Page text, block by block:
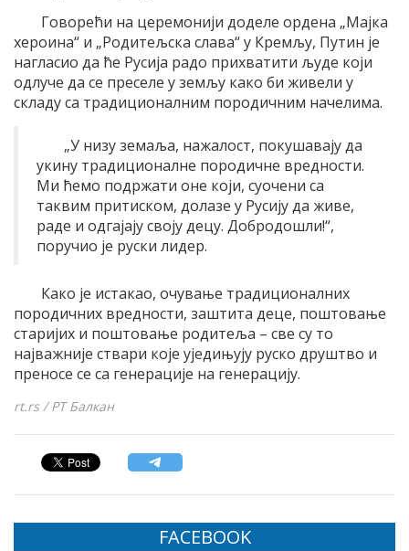
Говорећи на церемонији доделе ордена „Мајка
хероина“ и „Родитељска слава“ у Кремљу, Путин је
нагласио да ће Русија радо прихватити људе који
одлуче да се преселе у земљу како би живели у
складу са традиционалним породичним начелима.
„У низу земаља, нажалост, покушавају да
укину традиционалне породичне вредности.
Ми ћемо подржати оне који, суочени са
таквим притиском, долазе у Русију да живе,
раде и одгајају своју децу. Добродошли!“,
поручио је руски лидер.
Како је истакао, очување традиционалних
породичних вредности, заштита деце, поштовање
старијих и поштовање родитеља – све су то
најважније ствари које уједињују руско друштво и
преносе се са генерације на генерацију.
rt.rs / РТ Балкан
FACEBOOK